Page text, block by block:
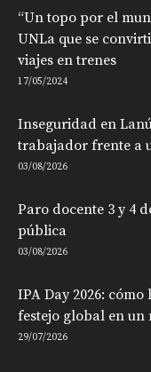
“Un topo por el
UNLa que se
viajes en trenes
17/05/2024
Inseguridad en
trabajador frente a
03/08/2026
Paro docente 3 y 4
pública
03/08/2026
IPA Day 2026:
festejo global en un
29/07/2026